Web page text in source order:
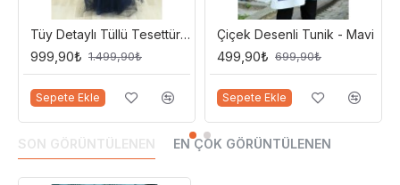
Tüy Detaylı Tüllü Tesettür Abiye Elbise - İndigo
999,90₺ 1.499,90₺
Sepete Ekle
Çiçek Desenli Tunik - Mavi
499,90₺ 699,90₺
Sepete Ekle
SON GÖRÜNTÜLENEN EN ÇOK GÖRÜNTÜLENEN